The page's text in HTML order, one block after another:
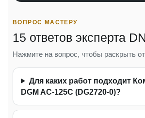
ВОПРОС МАСТЕРУ
15 ответов эксперта
Нажмите на вопрос, чтобы раскрыть
Для каких работ подходит
DGM AC-125C (DG2720-0)?